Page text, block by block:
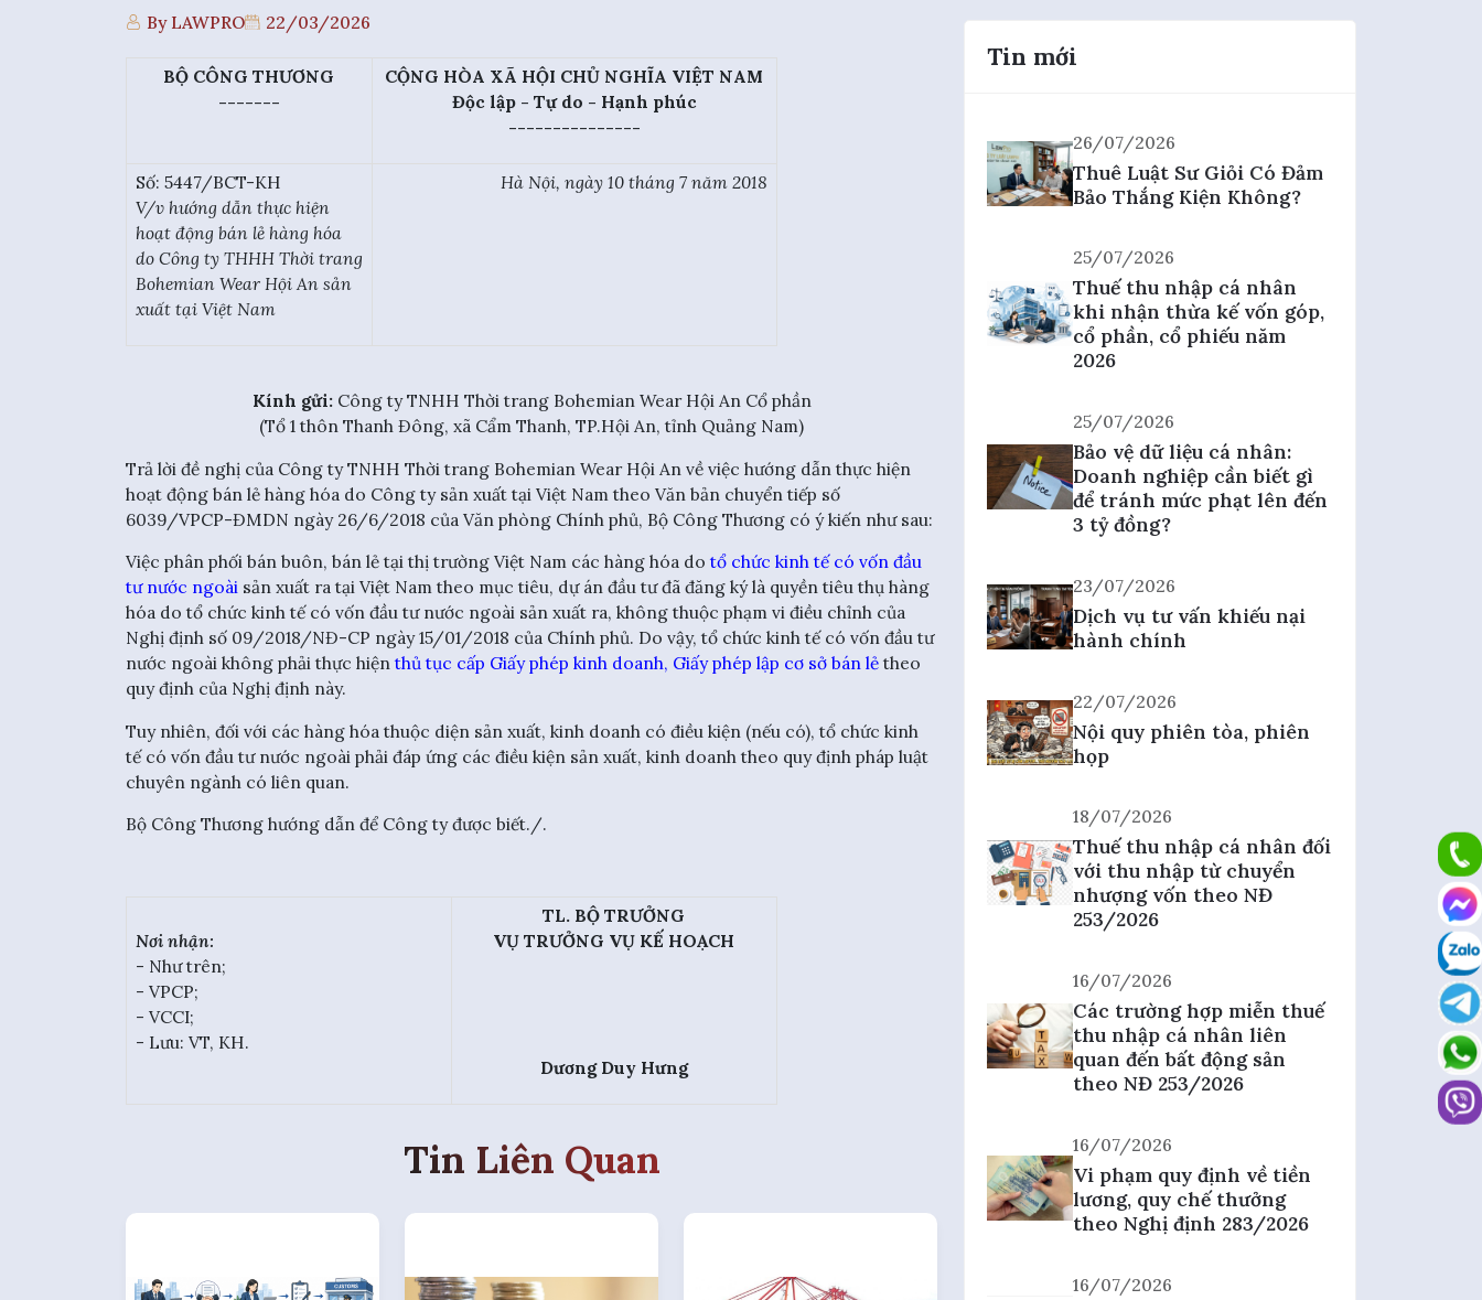
By LAWPRO 22/03/2026
BỘ CÔNG THƯƠNG
-------
CỘNG HÒA XÃ HỘI CHỦ NGHĨA VIỆT NAM
Độc lập - Tự do - Hạnh phúc
---------------
Số: 5447/BCT-KH
V/v hướng dẫn thực hiện
hoạt động bán lẻ hàng hóa
do Công ty THHH Thời trang
Bohemian Wear Hội An sản
xuất tại Việt Nam
Hà Nội, ngày 10 tháng 7 năm 2018
Kính gửi: Công ty TNHH Thời trang Bohemian Wear Hội An Cổ phần
(Tổ 1 thôn Thanh Đông, xã Cẩm Thanh, TP.Hội An, tỉnh Quảng Nam)
Trả lời đề nghị của Công ty TNHH Thời trang Bohemian Wear Hội An về việc hướng dẫn thực hiện
hoạt động bán lẻ hàng hóa do Công ty sản xuất tại Việt Nam theo Văn bản chuyển tiếp số
6039/VPCP-ĐMDN ngày 26/6/2018 của Văn phòng Chính phủ, Bộ Công Thương có ý kiến như sau:
Việc phân phối bán buôn, bán lẻ tại thị trường Việt Nam các hàng hóa dotổ chức kinh tế có vốn đầu
tư nước ngoàisản xuất ra tại Việt Nam theo mục tiêu, dự án đầu tư đã đăng ký là quyền tiêu thụ hàng
hóa do tổ chức kinh tế có vốn đầu tư nước ngoài sản xuất ra, không thuộc phạm vi điều chỉnh của
Nghị định số 09/2018/NĐ-CP ngày 15/01/2018 của Chính phủ. Do vậy, tổ chức kinh tế có vốn đầu tư
nước ngoài không phải thực hiệnthủ tục cấp Giấy phép kinh doanh, Giấy phép lập cơ sở bán lẻtheo
quy định của Nghị định này.
Tuy nhiên, đối với các hàng hóa thuộc diện sản xuất, kinh doanh có điều kiện (nếu có), tổ chức kinh
tế có vốn đầu tư nước ngoài phải đáp ứng các điều kiện sản xuất, kinh doanh theo quy định pháp luật
chuyên ngành có liên quan.
Bộ Công Thương hướng dẫn để Công ty được biết./.
Nơi nhận:
- Như trên;
- VPCP;
- VCCI;
- Lưu: VT, KH.
TL. BỘ TRƯỞNG
VỤ TRƯỞNG VỤ KẾ HOẠCH
Dương Duy Hưng
Tin Liên Quan
Tin mới
26/07/2026
Thuê Luật Sư Giỏi Có Đảm
Bảo Thắng Kiện Không?
25/07/2026
Thuế thu nhập cá nhân
khi nhận thừa kế vốn góp,
cổ phần, cổ phiếu năm
2026
25/07/2026
Bảo vệ dữ liệu cá nhân:
Doanh nghiệp cần biết gì
để tránh mức phạt lên đến
3 tỷ đồng?
23/07/2026
Dịch vụ tư vấn khiếu nại
hành chính
22/07/2026
Nội quy phiên tòa, phiên
họp
18/07/2026
Thuế thu nhập cá nhân đối
với thu nhập từ chuyển
nhượng vốn theo NĐ
253/2026
16/07/2026
Các trường hợp miễn thuế
thu nhập cá nhân liên
quan đến bất động sản
theo NĐ 253/2026
16/07/2026
Vi phạm quy định về tiền
lương, quy chế thưởng
theo Nghị định 283/2026
16/07/2026